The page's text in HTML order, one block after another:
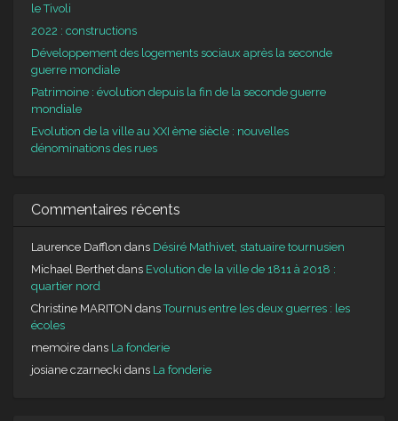
le Tivoli
2022 : constructions
Développement des logements sociaux après la seconde
guerre mondiale
Patrimoine : évolution depuis la fin de la seconde guerre
mondiale
Evolution de la ville au XXI ème siècle : nouvelles
dénominations des rues
Commentaires récents
Laurence Dafflon dans Désiré Mathivet, statuaire tournusien
Michael Berthet dans Evolution de la ville de 1811 à 2018 :
quartier nord
Christine MARITON dansTournus entre les deux guerres : les
écoles
memoire dans La fonderie
josiane czarnecki dans La fonderie